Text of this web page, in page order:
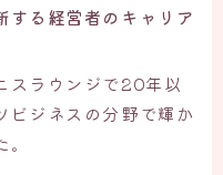
する経営者のキャリア
スラウンジで20年以
ビジネスの分野で輝か